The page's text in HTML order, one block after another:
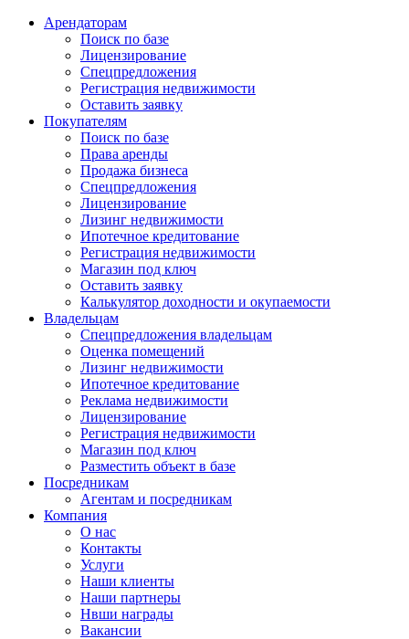
Арендаторам
Поиск по базе
Лицензирование
Спецпредложения
Регистрация недвижимости
Оставить заявку
Покупателям
Поиск по базе
Права аренды
Продажа бизнеса
Спецпредложения
Лицензирование
Лизинг недвижимости
Ипотечное кредитование
Регистрация недвижимости
Магазин под ключ
Оставить заявку
Калькулятор доходности и окупаемости
Владельцам
Спецпредложения владельцам
Оценка помещений
Лизинг недвижимости
Ипотечное кредитование
Реклама недвижимости
Лицензирование
Регистрация недвижимости
Магазин под ключ
Разместить объект в базе
Посредникам
Агентам и посредникам
Компания
О нас
Контакты
Услуги
Наши клиенты
Наши партнеры
Нвши награды
Вакансии